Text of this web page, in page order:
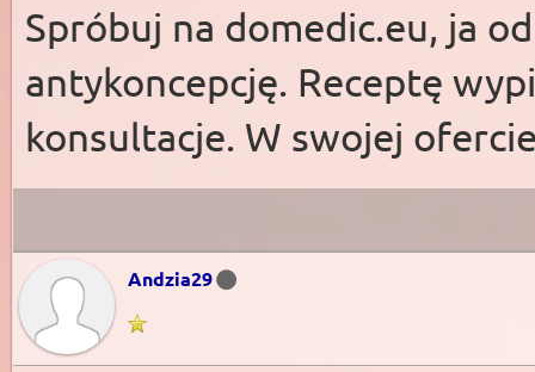
Spróbuj na domedic.eu, ja
antykoncepcję. Receptę
konsultacje. W swojej
Andzia29